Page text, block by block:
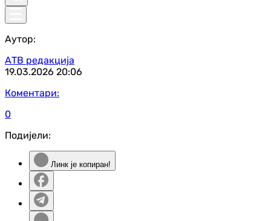
Аутор:
АТВ редакција
19.03.2026 20:06
Коментари:
0
Подијели:
Линк је копиран!